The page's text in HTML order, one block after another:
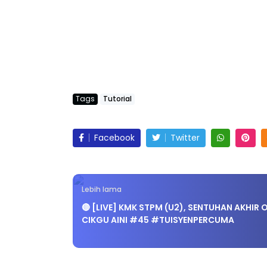
Tags Tutorial
Facebook Twitter
Lebih lama
🔴 [LIVE] KMK STPM (U2), SENTUHAN AKHIR
CIKGU AINI #45 #TUISYENPERCUMA